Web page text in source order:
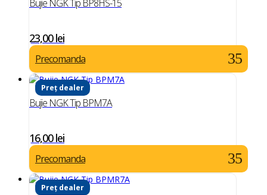
Bujie NGK Tip BP8HS-15
23,00lei
Precomanda
Preț dealer
Bujie NGK Tip BPM7A
16,00lei
Precomanda
Preț dealer